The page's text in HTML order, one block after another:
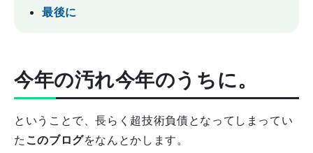
最後に
今年の汚れ今年のうちに。
ということで、長らく超技術負債となってしまってい
た このブログをなんとかします。